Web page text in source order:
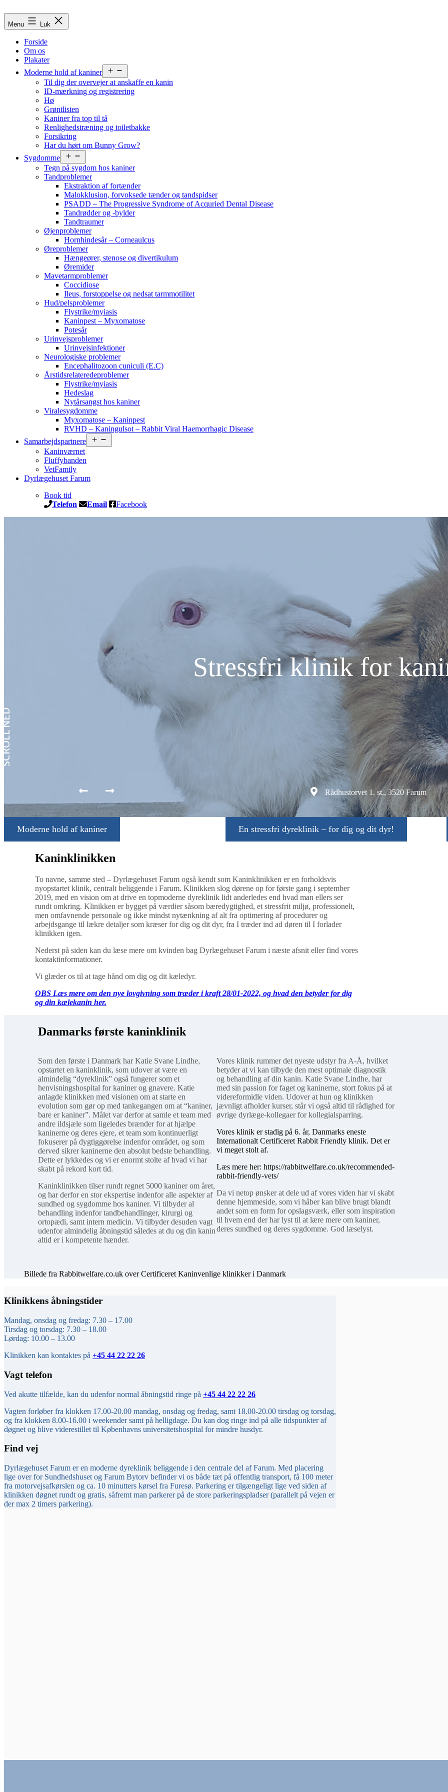
til
indhold
Menu Luk
Forside
Om os
Plakater
Moderne hold af kaniner
menu
Til dig der overvejer at anskaffe en kanin
ID-mærkning og registrering
Hø
Grøntlisten
Kaniner fra top til tå
Renlighedstræning og toiletbakke
Forsikring
Har du hørt om Bunny Grow?
Sygdomme
menu
Tegn på sygdom hos kaniner
Tandproblemer
Ekstraktion af fortænder
Malokklusion, forvoksede tænder og tandspidser
PSADD – The Progressive Syndrome of Acquried Dental Disease
Tandrødder og -bylder
Tandtraumer
Øjenproblemer
Hornhindesår – Corneaulcus
Øreproblemer
Hængeører, stenose og divertikulum
Øremider
Mavetarmproblemer
Coccidiose
Ileus, forstoppelse og nedsat tarmmotilitet
Hud/pelsproblemer
Flystrike/myiasis
Kaninpest – Myxomatose
Potesår
Urinvejsproblemer
Urinvejsinfektioner
Neurologiske problemer
Encephalitozoon cuniculi (E.C)
Årstidsrelateredeproblemer
Flystrike/myiasis
Hedeslag
Nytårsangst hos kaniner
Viralesygdomme
Myxomatose – Kaninpest
RVHD – Kaningulsot – Rabbit Viral Haemorrhagic Disease
Samarbejdspartnere
menu
Kaninværnet
Fluffybanden
VetFamily
Dyrlægehuset Farum
Book tid
Telefon Email Facebook
SCROLL NED
Stressfri klinik for
Rådhustorvet 1. st., 3520 Farum
Moderne hold af kaniner En stressfri dyreklinik – for dig og dit dyr!
Kaninklinikken
To navne, samme sted – Dyrlægehuset Farum også kendt som Kaninklinikken er en forholdsvis
nyopstartet klinik, centralt beliggende i Farum. Klinikken slog dørene op for første gang i september
2019, med en vision om at drive en topmoderne dyreklinik lidt anderledes end hvad man ellers ser
rundt omkring. Klinikken er bygget på værdier såsom bæredygtighed, et stressfrit miljø, professionelt,
men omfavnende personale og ikke mindst nytænkning af alt fra optimering af procedurer og
arbejdsgange til lækre detaljer som kræser for dig og dit dyr, fra I træder ind ad døren til I forlader
klinikken igen.
Nederst på siden kan du læse mere om kvinden bag Dyrlægehuset Farum i næste afsnit eller find vores
kontaktinformationer.
Vi glæder os til at tage hånd om dig og dit kæledyr.
OBS Læs mere om den nye lovgivning som træder i kraft 28/01-2022, og hvad den betyder for dig
og din kælekanin her.
Danmarks første kaninklinik
Som den første i Danmark har Katie Svane Lindhe,
opstartet en kaninklinik, som udover at være en
almindelig “dyreklinik” også fungerer som et
henvisningshospital for kaniner og gnavere. Katie
anlagde klinikken med visionen om at starte en
evolution som gør op med tankegangen om at “kaniner,
bare er kaniner”. Målet var derfor at samle et team med
andre ildsjæle som ligeledes brænder for at hjælpe
kaninerne og deres ejere, et team som kontinuerligt
fokuserer på dygtiggørelse indenfor området, og som
derved sikrer kaninerne den absolut bedste behandling.
Dette er lykkedes og vi er enormt stolte af hvad vi har
skabt på rekord kort tid.
Kaninklinikken tilser rundt regnet 5000 kaniner om året,
og har derfor en stor ekspertise indenfor alle aspekter af
sundhed og sygdomme hos kaniner. Vi tilbyder al
behandling indenfor tandbehandlinger, kirurgi og
ortopædi, samt intern medicin. Vi tilbyder desuden vagt
udenfor almindelig åbningstid således at du og din kanin
altid er i kompetente hænder.
Vores klinik rummer det nyeste udstyr fra A-Å, hvilket
betyder at vi kan tilbyde den mest optimale diagnostik
og behandling af din kanin. Katie Svane Lindhe, har
med sin passion for faget og kaninerne, stort fokus på at
videreformidle viden. Udover at hun og klinikken
jævnligt afholder kurser, står vi også altid til rådighed for
øvrige dyrlæge-kollegaer for kollegialsparring.
Vores klinik er stadig på 6. år, Danmarks eneste
Internationalt Certificeret Rabbit Friendly klinik. Det er
vi meget stolt af.
Læs mere her: https://rabbitwelfare.co.uk/recommended-
rabbit-friendly-vets/
Da vi netop ønsker at dele ud af vores viden har vi skabt
denne hjemmeside, som vi håber kan blive brugt blandt
andet som en form for opslagsværk, eller som inspiration
til hvem end der har lyst til at lære mere om kaniner,
deres sundhed og deres sygdomme. God læselyst.
Billede fra Rabbitwelfare.co.uk over Certificeret Kaninvenlige klinikker i Danmark
Klinikkens åbningstider
Mandag, onsdag og fredag: 7.30 – 17.00
Tirsdag og torsdag: 7.30 – 18.00
Lørdag: 10.00 – 13.00
Klinikken kan kontaktes på +45 44 22 22 26
Vagt telefon
Ved akutte tilfælde, kan du udenfor normal åbningstid ringe på +45 44 22 22 26
Vagten forløber fra klokken 17.00-20.00 mandag, onsdag og fredag, samt 18.00-20.00 tirsdag og torsdag,
og fra klokken 8.00-16.00 i weekender samt på helligdage. Du kan dog ringe ind på alle tidspunkter af
døgnet og blive viderestillet til Københavns universitetshospital for mindre husdyr.
Find vej
Dyrlægehuset Farum er en moderne dyreklinik beliggende i den centrale del af Farum. Med placering
lige over for Sundhedshuset og Farum Bytorv befinder vi os både tæt på offentlig transport, få 100 meter
fra motorvejsafkørslen og ca. 10 minutters kørsel fra Furesø. Parkering er tilgængeligt lige ved siden af
klinikken døgnet rundt og gratis, såfremt man parkerer på de store parkeringspladser (parallelt på vejen er
der max 2 timers parkering).​